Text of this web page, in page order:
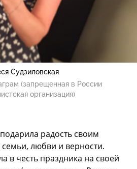
Судзиловская
(запрещенная в России
организация)
радость своим
любви и верности.
в честь праздника на своей